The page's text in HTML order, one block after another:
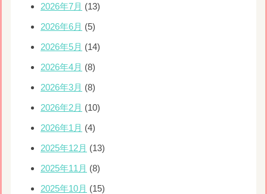
2026年7月 (13)
2026年6月 (5)
2026年5月 (14)
2026年4月 (8)
2026年3月 (8)
2026年2月 (10)
2026年1月 (4)
2025年12月 (13)
2025年11月 (8)
2025年10月 (15)